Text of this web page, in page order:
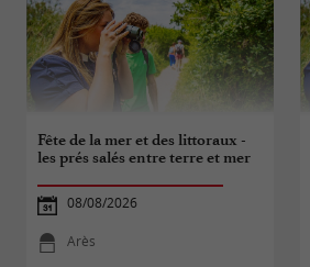
Fête de la mer et des littoraux -
les prés salés entre terre et mer
08/08/2026
Arès